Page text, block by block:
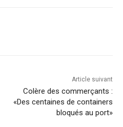
Article suivant
Colère des commerçants :
«Des centaines de containers
bloqués au port»